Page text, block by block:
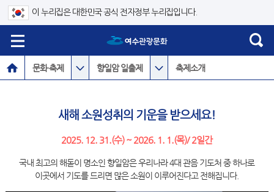
이 누리집은 대한민국 공식 전자정부 누리집입니다.
문화·축제 향일암 일출제 축제소개
새해 소원성취의 기운을 받으세요!
2025. 12. 31.(수) ~ 2026. 1. 1.(목)/ 2일간
국내 최고의 해돋이 명소인 향일암은 우리나라 4대 관음 기도처 중 하나로
이곳에서 기도를 드리면 많은 소원이 이루어진다고 전해집니다.